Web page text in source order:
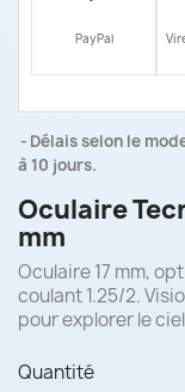
PayPal
Délais selon le
à 10 jours.
Oculaire
mm
Oculaire 17 mm,
coulant 1.25/2.
pour explorer le
Quantité